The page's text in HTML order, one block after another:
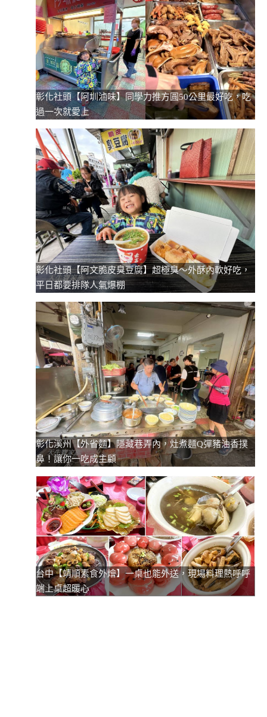
彰化社頭【阿圳滷味】同學力推方圓50公里最好吃，吃
過一次就愛上
彰化社頭【阿文脆皮臭豆腐】超極臭～外酥內軟好吃，
平日都要排隊人氣爆棚
彰化溪州【外省麵】隱藏巷弄內，灶煮麵Q彈豬油香撲
鼻！讓你一吃成主顧
台中【靖順素食外燴】一桌也能外送，現場料理熱呼呼
端上桌超暖心